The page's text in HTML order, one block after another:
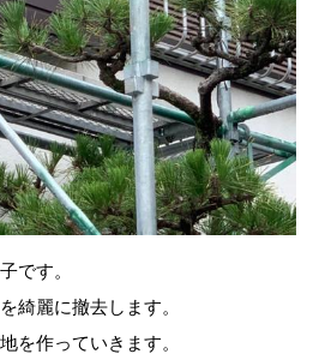
です。
綺麗に撤去します。
を作っていきます。